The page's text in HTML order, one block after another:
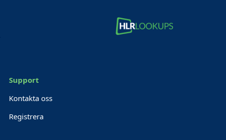
Support
Kontakta oss
Registrera